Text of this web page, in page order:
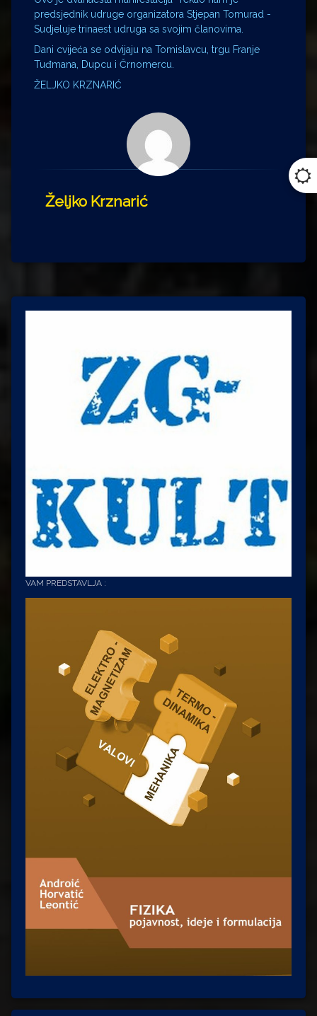
predsjednik udruge organizatora Stjepan Tomurad -
Sudjeluje trinaest udruga sa svojim članovima.
Dani cvijeća se odvijaju na Tomislavcu, trgu Franje
Tuđmana, Dupcu i Črnomercu.
ŽELJKO KRZNARIĆ
Željko Krznarić
VAM PREDSTAVLJA :